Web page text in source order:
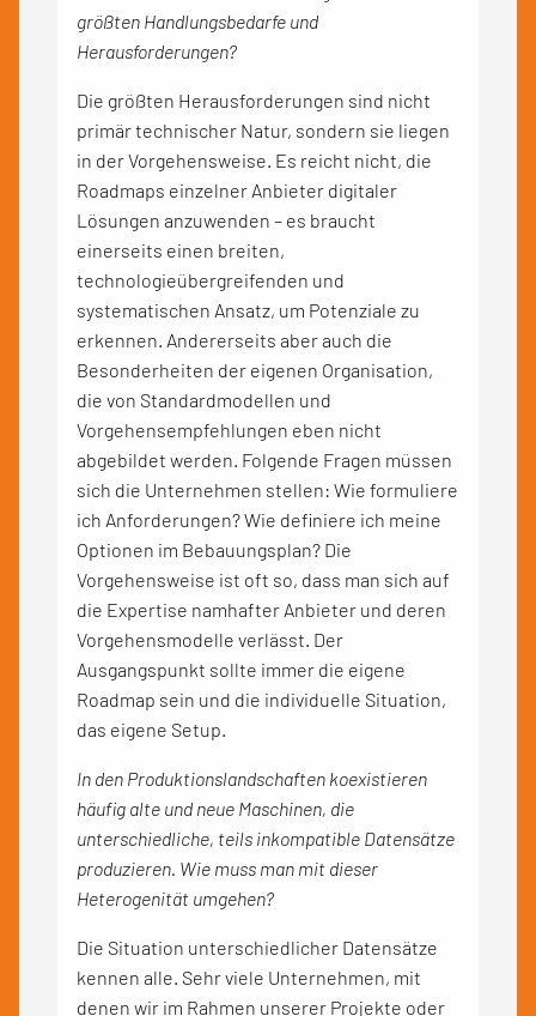
größten Handlungsbedarfe und
Herausforderungen?
Die größten Herausforderungen sind nicht
primär technischer Natur, sondern sie liegen
in der Vorgehensweise. Es reicht nicht, die
Roadmaps einzelner Anbieter digitaler
Lösungen anzuwenden – es braucht
einerseits einen breiten,
technologieübergreifenden und
systematischen Ansatz, um Potenziale zu
erkennen. Andererseits aber auch die
Besonderheiten der eigenen Organisation,
die von Standardmodellen und
Vorgehensempfehlungen eben nicht
abgebildet werden. Folgende Fragen müssen
sich die Unternehmen stellen: Wie formuliere
ich Anforderungen? Wie definiere ich meine
Optionen im Bebauungsplan? Die
Vorgehensweise ist oft so, dass man sich auf
die Expertise namhafter Anbieter und deren
Vorgehensmodelle verlässt. Der
Ausgangspunkt sollte immer die eigene
Roadmap sein und die individuelle Situation,
das eigene Setup.
In den Produktionslandschaften koexistieren
häufig alte und neue Maschinen, die
unterschiedliche, teils inkompatible Datensätze
produzieren. Wie muss man mit dieser
Heterogenität umgehen?
Die Situation unterschiedlicher Datensätze
kennen alle. Sehr viele Unternehmen, mit
denen wir im Rahmen unserer Projekte oder